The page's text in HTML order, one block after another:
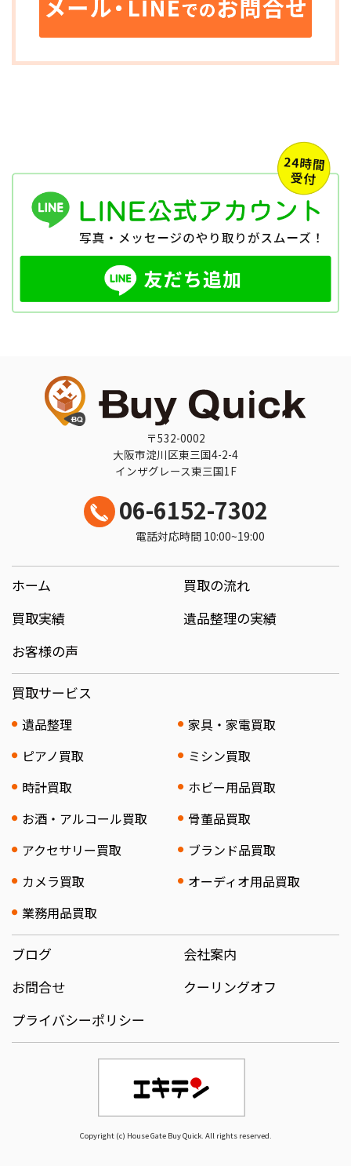
〒532-0002
大阪市淀川区東三国4-2-4
インザグレース東三国1F
06-6152-7302
電話対応時間 10:00~19:00
ホーム
買取の流れ
買取実績
遺品整理の実績
お客様の声
買取サービス
遺品整理
家具・家電買取
ピアノ買取
ミシン買取
時計買取
ホビー用品買取
お酒・アルコール買取
骨董品買取
アクセサリー買取
ブランド品買取
カメラ買取
オーディオ用品買取
業務用品買取
ブログ
会社案内
お問合せ
クーリングオフ
プライバシーポリシー
Copyright (c) House Gate Buy Quick. All rights reserved.